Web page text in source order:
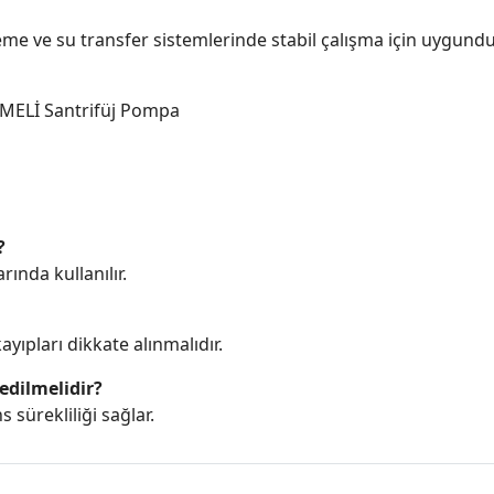
ve su transfer sistemlerinde stabil çalışma için
Santrifüj Pompa
kullanılır.
dikkate alınmalıdır.
sürekliliği sağlar.